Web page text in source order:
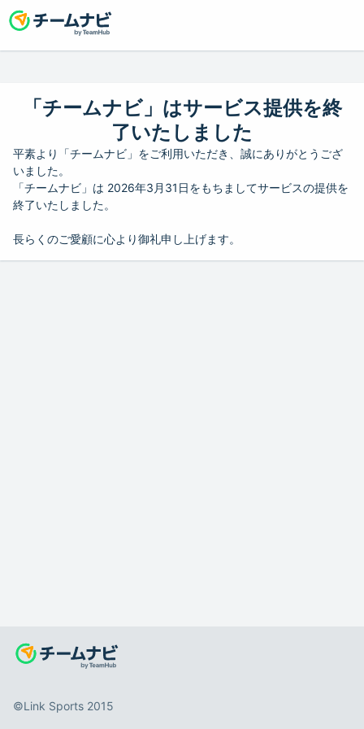
「チームナビ」はサービス提供を終
了いたしました
平素より「チームナビ」をご利用いただき、誠にありがとうござ
いました。
「チームナビ」は 2026年3月31日をもちましてサービスの提供を
終了いたしました。
長らくのご愛顧に心より御礼申し上げます。
©️Link Sports 2015